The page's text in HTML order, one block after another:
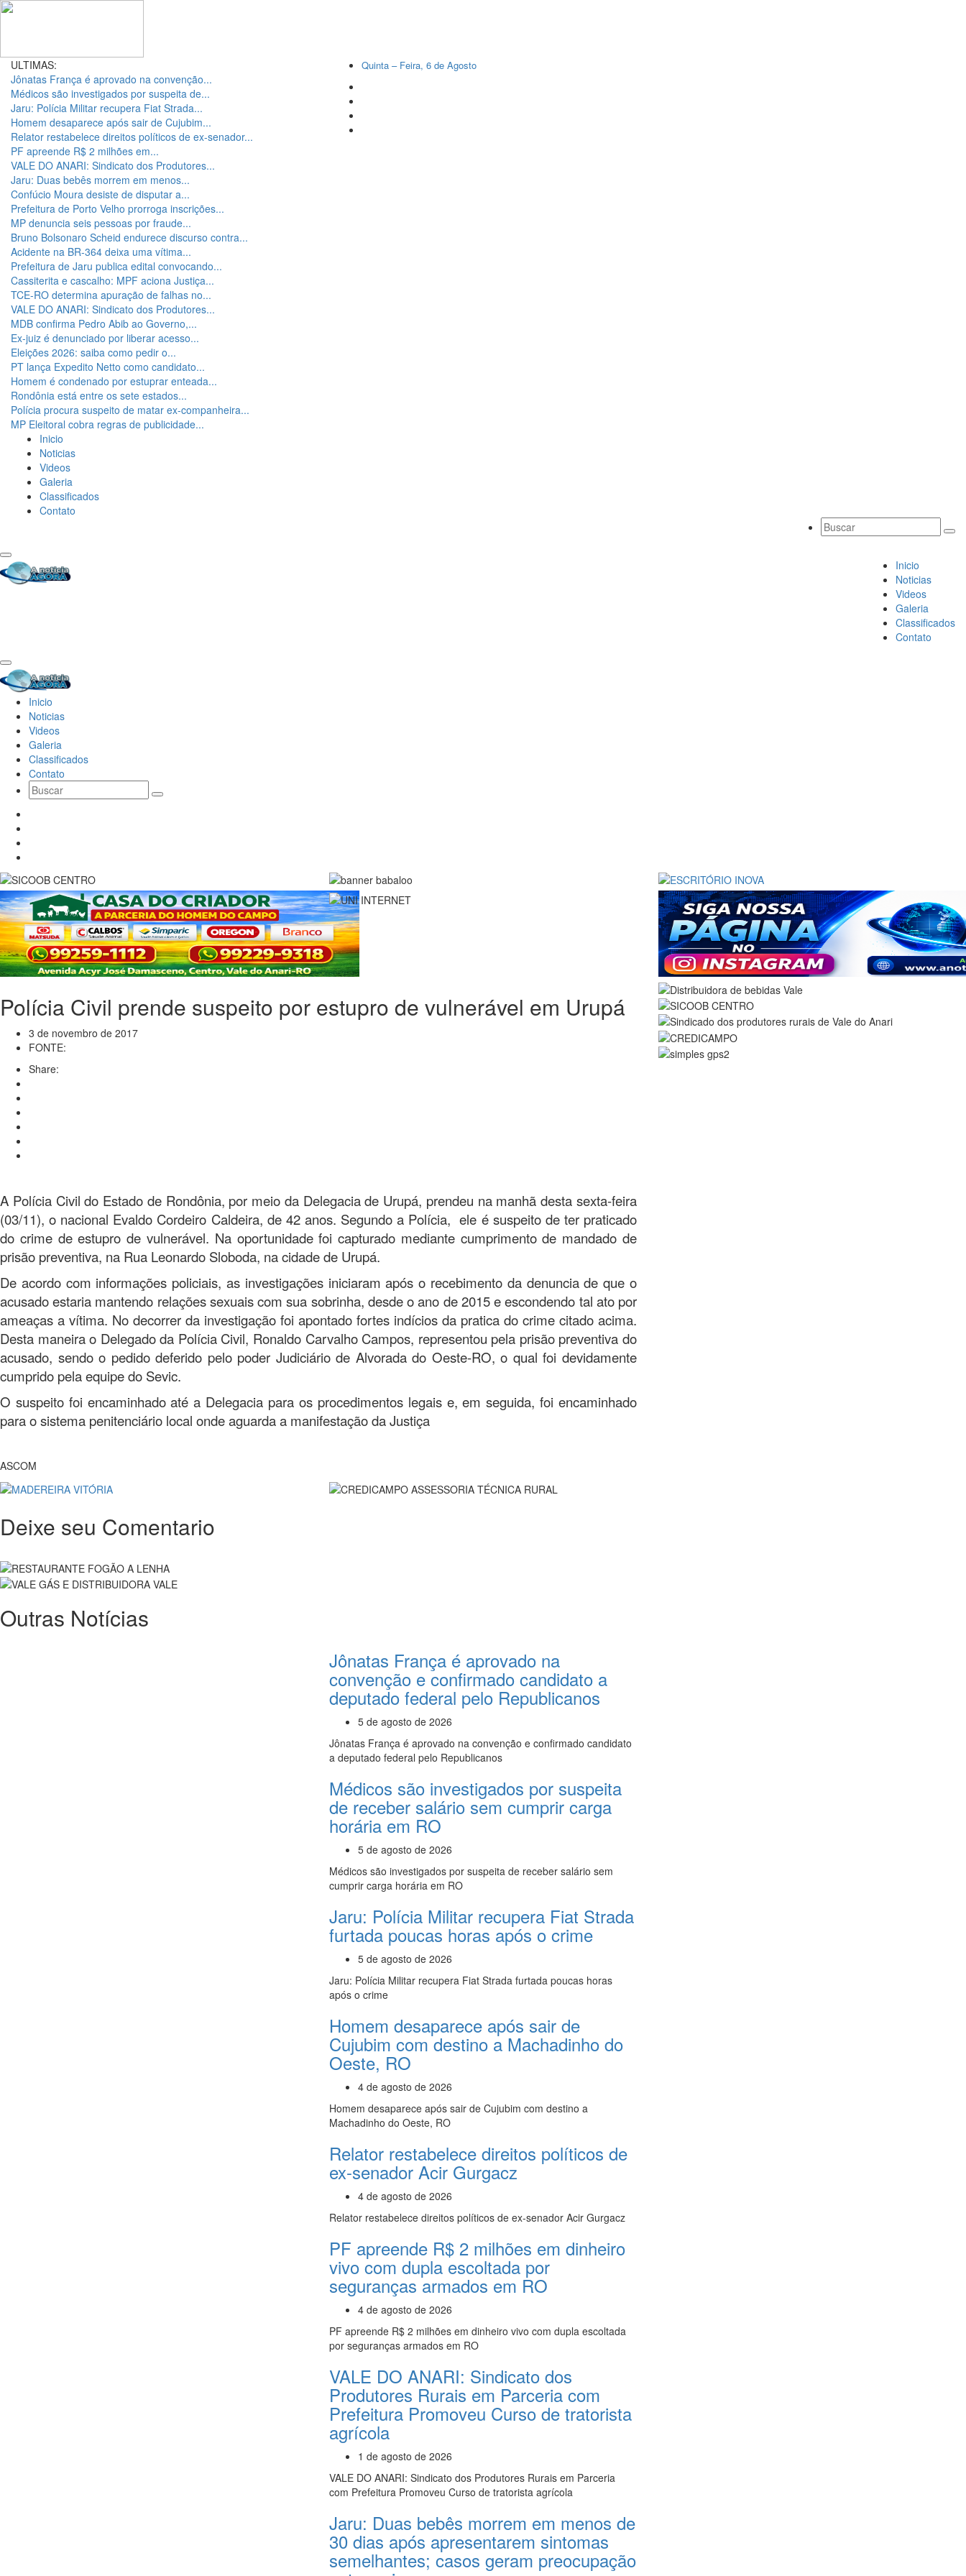
ULTIMAS:
Jônatas França é aprovado na convenção...
Médicos são investigados por suspeita de...
Jaru: Polícia Militar recupera Fiat Strada...
Homem desaparece após sair de Cujubim...
Relator restabelece direitos políticos de ex-senador...
PF apreende R$ 2 milhões em...
VALE DO ANARI: Sindicato dos Produtores...
Jaru: Duas bebês morrem em menos...
Confúcio Moura desiste de disputar a...
Prefeitura de Porto Velho prorroga inscrições...
MP denuncia seis pessoas por fraude...
Bruno Bolsonaro Scheid endurece discurso contra...
Acidente na BR-364 deixa uma vítima...
Prefeitura de Jaru publica edital convocando...
Cassiterita e cascalho: MPF aciona Justiça...
TCE-RO determina apuração de falhas no...
VALE DO ANARI: Sindicato dos Produtores...
MDB confirma Pedro Abib ao Governo,...
Ex-juiz é denunciado por liberar acesso...
Eleições 2026: saiba como pedir o...
PT lança Expedito Netto como candidato...
Homem é condenado por estuprar enteada...
Rondônia está entre os sete estados...
Polícia procura suspeito de matar ex-companheira...
MP Eleitoral cobra regras de publicidade...
Quinta – Feira, 6 de Agosto
Inicio
Noticias
Videos
Galeria
Classificados
Contato
Inicio
Noticias
Videos
Galeria
Classificados
Contato
Inicio
Noticias
Videos
Galeria
Classificados
Contato
Polícia Civil prende suspeito por estupro de vulnerável em Urupá
3 de novembro de 2017
FONTE:
Share:
A Polícia Civil do Estado de Rondônia, por meio da Delegacia de Urupá, prendeu na manhã desta sexta-feira
(03/11), o nacional Evaldo Cordeiro Caldeira, de 42 anos. Segundo a Polícia, ele é suspeito de ter praticado
do crime de estupro de vulnerável. Na oportunidade foi capturado mediante cumprimento de mandado de
prisão preventiva, na Rua Leonardo Sloboda, na cidade de Urupá.
De acordo com informações policiais, as investigações iniciaram após o recebimento da denuncia de que o
acusado estaria mantendo relações sexuais com sua sobrinha, desde o ano de 2015 e escondendo tal ato por
ameaças a vítima. No decorrer da investigação foi apontado fortes indícios da pratica do crime citado acima.
Desta maneira o Delegado da Polícia Civil, Ronaldo Carvalho Campos, representou pela prisão preventiva do
acusado, sendo o pedido deferido pelo poder Judiciário de Alvorada do Oeste-RO, o qual foi devidamente
cumprido pela equipe do Sevic.
O suspeito foi encaminhado até a Delegacia para os procedimentos legais e, em seguida, foi encaminhado
para o sistema penitenciário local onde aguarda a manifestação da Justiça
ASCOM
Deixe seu Comentario
Outras Notícias
Jônatas França é aprovado na
convenção e confirmado candidato a
deputado federal pelo Republicanos
5 de agosto de 2026
Jônatas França é aprovado na convenção e confirmado candidato
a deputado federal pelo Republicanos
Médicos são investigados por suspeita
de receber salário sem cumprir carga
horária em RO
5 de agosto de 2026
Médicos são investigados por suspeita de receber salário sem
cumprir carga horária em RO
Jaru: Polícia Militar recupera Fiat Strada
furtada poucas horas após o crime
5 de agosto de 2026
Jaru: Polícia Militar recupera Fiat Strada furtada poucas horas
após o crime
Homem desaparece após sair de
Cujubim com destino a Machadinho do
Oeste, RO
4 de agosto de 2026
Homem desaparece após sair de Cujubim com destino a
Machadinho do Oeste, RO
Relator restabelece direitos políticos de
ex-senador Acir Gurgacz
4 de agosto de 2026
Relator restabelece direitos políticos de ex-senador Acir Gurgacz
PF apreende R$ 2 milhões em dinheiro
vivo com dupla escoltada por
seguranças armados em RO
4 de agosto de 2026
PF apreende R$ 2 milhões em dinheiro vivo com dupla escoltada
por seguranças armados em RO
VALE DO ANARI: Sindicato dos
Produtores Rurais em Parceria com
Prefeitura Promoveu Curso de tratorista
agrícola
1 de agosto de 2026
VALE DO ANARI: Sindicato dos Produtores Rurais em Parceria
com Prefeitura Promoveu Curso de tratorista agrícola
Jaru: Duas bebês morrem em menos de
30 dias após apresentarem sintomas
semelhantes; casos geram preocupação